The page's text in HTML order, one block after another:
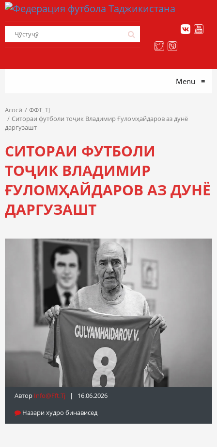
Menu ≡
Асосӣ
ФФТ_TJ
Ситораи футболи тоҷик Владимир Ғуломҳайдаров аз дунё
даргузашт
СИТОРАИ ФУТБОЛИ
ТОҶИК ВЛАДИМИР
ҒУЛОМҲАЙДАРОВ АЗ ДУНЁ
ДАРГУЗАШТ
Автор Info@fft.tj | 16.06.2026
Назари худро бинависед